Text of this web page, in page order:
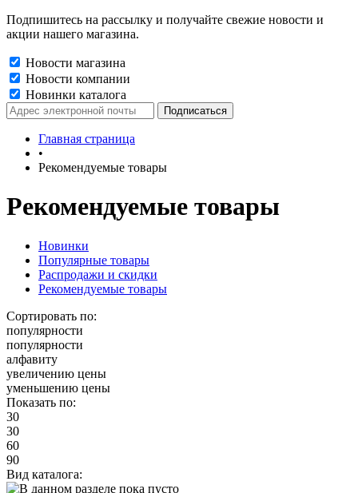
Подпишитесь на рассылку и получайте свежие новости и
акции нашего магазина.
Новости магазина
Новости компании
Новинки каталога
Главная страница
•
Рекомендуемые товары
Рекомендуемые товары
Новинки
Популярные товары
Распродажи и скидки
Рекомендуемые товары
Сортировать по:
популярности
популярности
алфавиту
увеличению цены
уменьшению цены
Показать по:
30
30
60
90
Вид каталога: